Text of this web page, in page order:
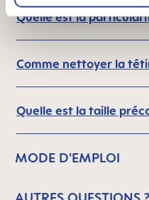
Quelle est la
Comme nettoyer la
Quelle est la taille
MODE D'EMPLOI